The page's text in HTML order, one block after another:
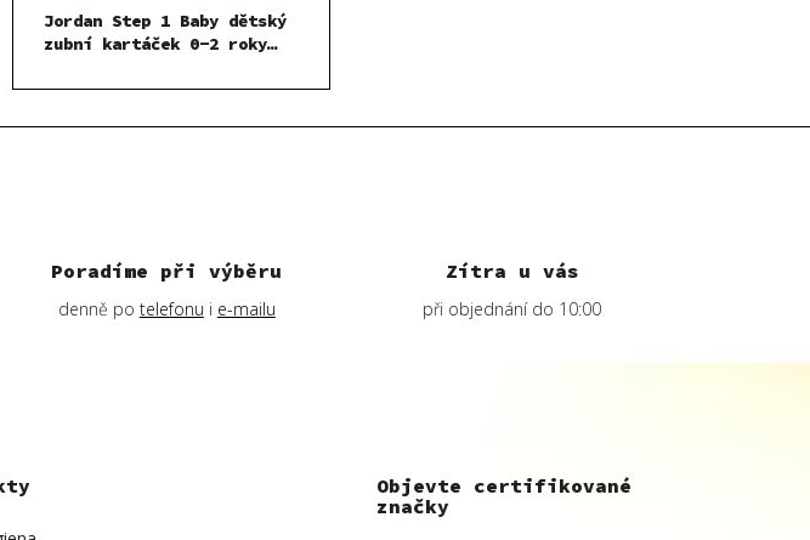
Poradíme při výběru
denně po telefonu i e-mailu
Zítra u vás
při objednání do 10:00
Jordan Step 1 Baby dětský
zubní kartáček 0-2 roky
Objevte certifikované
značky